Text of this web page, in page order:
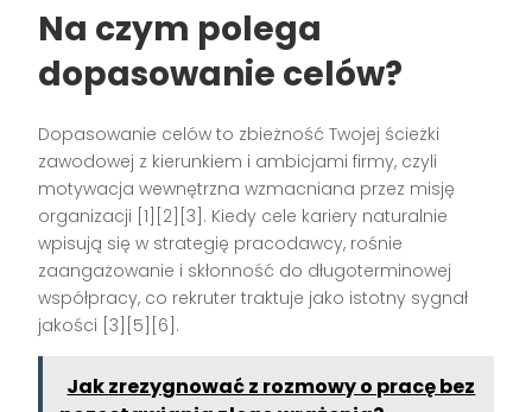
Na czym polega
dopasowanie celów?
Dopasowanie celów to zbieżność Twojej ścieżki
zawodowej z kierunkiem i ambicjami firmy, czyli
motywacja wewnętrzna wzmacniana przez misję
organizacji [1][2][3]. Kiedy cele kariery naturalnie
wpisują się w strategię pracodawcy, rośnie
zaangażowanie i skłonność do długoterminowej
współpracy, co rekruter traktuje jako istotny sygnał
jakości [3][5][6].
Jak zrezygnować z rozmowy o pracę bez